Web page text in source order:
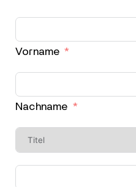
Vorname
Nachname